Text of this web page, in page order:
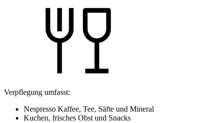
Verpflegung umfasst:
Nespresso Kaffee, Tee, Säfte und Mineral
Kuchen, frisches Obst und Snacks